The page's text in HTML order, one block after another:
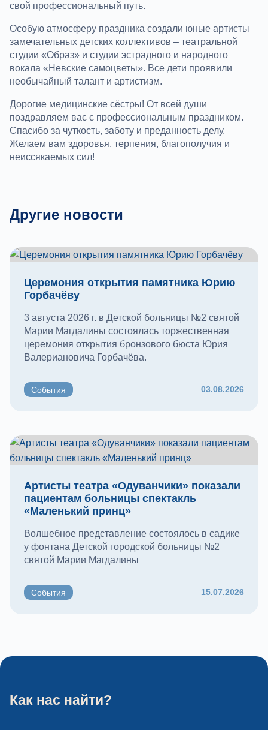
свой профессиональный путь.
Особую атмосферу праздника создали юные артисты
замечательных детских коллективов – театральной
студии «Образ» и студии эстрадного и народного
вокала «Невские самоцветы». Все дети проявили
необычайный талант и артистизм.
Дорогие медицинские сёстры! От всей души
поздравляем вас с профессиональным праздником.
Спасибо за чуткость, заботу и преданность делу.
Желаем вам здоровья, терпения, благополучия и
неиссякаемых сил!
Другие новости
Церемония открытия памятника Юрию
Горбачёву
3 августа 2026 г. в Детской больницы №2 святой
Марии Магдалины состоялась торжественная
церемония открытия бронзового бюста Юрия
Валериановича Горбачёва.
События 03.08.2026
Артисты театра «Одуванчики» показали
пациентам больницы спектакль
«Маленький принц»
Волшебное представление состоялось в садике
у фонтана Детской городской больницы №2
святой Марии Магдалины
События 15.07.2026
Как нас найти?